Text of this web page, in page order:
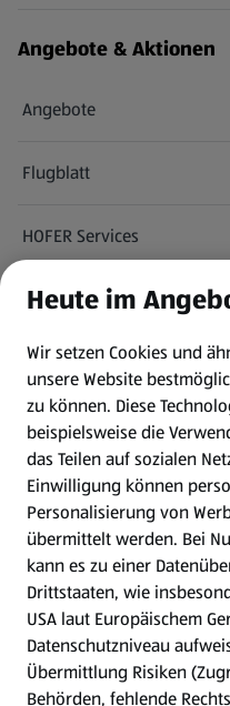
Angebote & Aktionen
Angebote
Flugblatt
HOFER Services
Newsletter
WhatsApp
Gewinnspiele
Mein HOFER. Meine
Meine Meinung. Mein
Gutscheingroßbestellung
(öffnet in einem neuen Tab)
Folge uns hier:
Heute im
Wir setzen Cookies und
unsere Website
zu können. Diese
beispielsweise die
das Teilen auf sozialen
Einwilligung können
Personalisierung von
übermittelt werden. Bei
kann es zu einer
Drittstaaten, wie
USA laut Europäischem
Datenschutzniveau
Übermittlung Risiken
Behörden, fehlende